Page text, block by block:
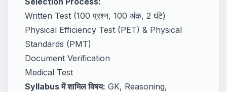
Written Test (100 प्रश्न, 100 अंक, 2 घंटे)
Physical Efficiency Test (PET) & Physical
Standards (PMT)
Document Verification
Medical Test
Syllabus में शामिल विषय: GK, Reasoning,